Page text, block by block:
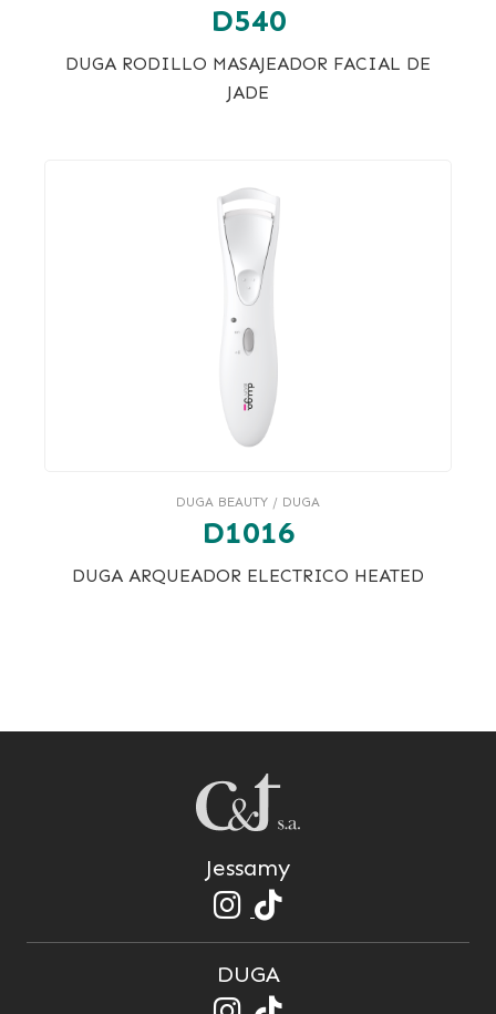
D540
DUGA RODILLO MASAJEADOR FACIAL DE
JADE
DUGA BEAUTY / DUGA
D1016
DUGA ARQUEADOR ELECTRICO HEATED
Jessamy
DUGA